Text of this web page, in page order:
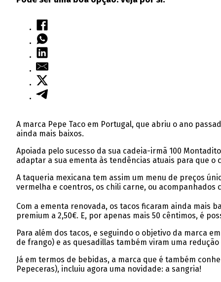
A marca Pepe Taco em Portugal, que abriu o ano
ainda mais baixos.
Apoiada pelo sucesso da sua cadeia-irmã 100
adaptar a sua ementa às tendências atuais para que
A taqueria mexicana tem assim um menu de preços
vermelha e coentros, os chili carne, ou acompanhados
Com a ementa renovada, os tacos ficaram ainda mais
premium a 2,50€. E, por apenas mais 50 cêntimos, é
Para além dos tacos, e seguindo o objetivo da marca
de frango) e as quesadillas também viram uma
Já em termos de bebidas, a marca que é também
Pepeceras), incluiu agora uma novidade: a sangria!